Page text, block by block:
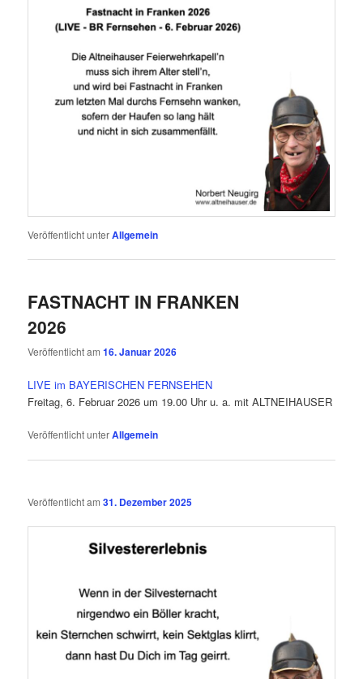
Veröffentlicht unterAllgemein
FASTNACHT IN FRANKEN
2026
Veröffentlicht am16. Januar 2026
LIVE im BAYERISCHEN FERNSEHEN
Freitag, 6. Februar 2026 um 19.00 Uhr u. a. mit ALTNEIHAUSER
Veröffentlicht unterAllgemein
Veröffentlicht am31. Dezember 2025